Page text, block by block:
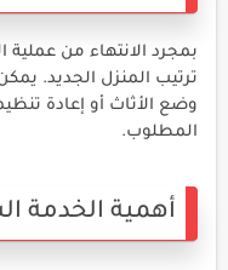
بمجرد الانتهاء من عملية
ترتيب المنزل الجديد.
وضع الأثاث أو إعادة
المطلوب.
أهمية الخدمة